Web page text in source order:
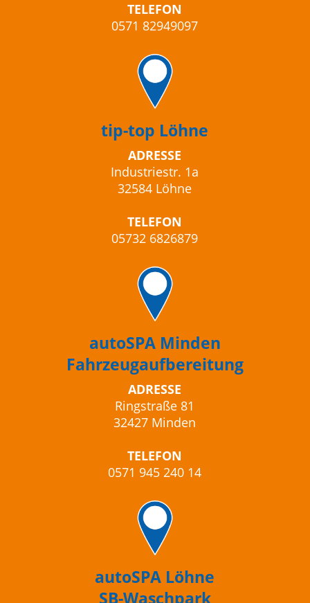
TELEFON
0571 82949097
tip-top Löhne
ADRESSE
Industriestr. 1a
32584 Löhne
TELEFON
05732 6826879
autoSPA Minden
Fahrzeugaufbereitung
ADRESSE
Ringstraße 81
32427 Minden
TELEFON
0571 945 240 14
autoSPA Löhne
SB-Waschpark